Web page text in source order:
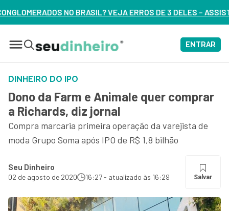
VEJA ERROS DE 3 DELES – ASSISTA AGORA
ENTRAR
DINHEIRO DO IPO
Dono da Farm e Animale quer comprar
a Richards, diz jornal
Compra marcaria primeira operação da varejista de
moda Grupo Soma após IPO de R$ 1,8 bilhão
Seu Dinheiro
02 de agosto de 2020 16:27 - atualizado às 16:29 Salvar